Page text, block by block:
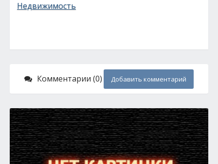
Недвижимость
Комментарии (0) Добавить комментарий